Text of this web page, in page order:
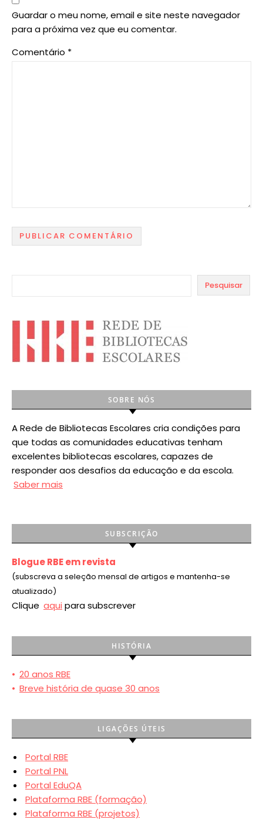
Guardar o meu nome, email e site neste navegador
para a próxima vez que eu comentar.
Comentário *
Pesquisar
SOBRE NÓS
A Rede de Bibliotecas Escolares cria condições para
que todas as comunidades educativas tenham
excelentes bibliotecas escolares, capazes de
responder aos desafios da educação e da escola.
Saber mais
SUBSCRIÇÃO
Blogue RBE em revista
(subscreva a seleção mensal de artigos e mantenha-se
atualizado)
Clique aqui para subscrever
HISTÓRIA
• 20 anos RBE
• Breve história de quase 30 anos
LIGAÇÕES ÚTEIS
Portal RBE
Portal PNL
Portal EduQA
Plataforma RBE (formação)
Plataforma RBE (projetos)